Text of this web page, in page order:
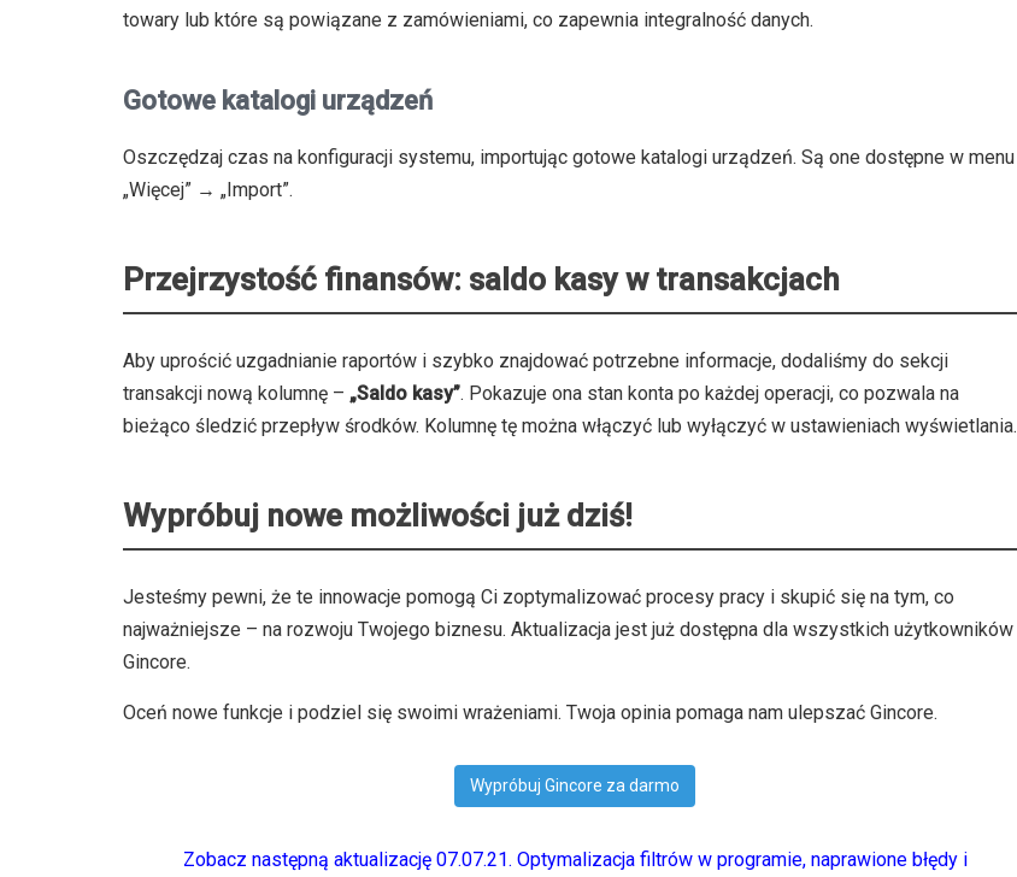
towary lub które są powiązane z zamówieniami, co zapewnia integralność danych.
Gotowe katalogi urządzeń
Oszczędzaj czas na konfiguracji systemu, importując gotowe katalogi urządzeń. Są one dostępne w menu
„Więcej” → „Import”.
Przejrzystość finansów: saldo kasy w transakcjach
Aby uprościć uzgadnianie raportów i szybko znajdować potrzebne informacje, dodaliśmy do sekcji
transakcji nową kolumnę – „Saldo kasy”. Pokazuje ona stan konta po każdej operacji, co pozwala na
bieżąco śledzić przepływ środków. Kolumnę tę można włączyć lub wyłączyć w ustawieniach wyświetlania.
Wypróbuj nowe możliwości już dziś!
Jesteśmy pewni, że te innowacje pomogą Ci zoptymalizować procesy pracy i skupić się na tym, co
najważniejsze – na rozwoju Twojego biznesu. Aktualizacja jest już dostępna dla wszystkich użytkowników
Gincore.
Oceń nowe funkcje i podziel się swoimi wrażeniami. Twoja opinia pomaga nam ulepszać Gincore.
Wypróbuj Gincore za darmo
Zobacz następną aktualizację 07.07.21. Optymalizacja filtrów w programie, naprawione błędy i